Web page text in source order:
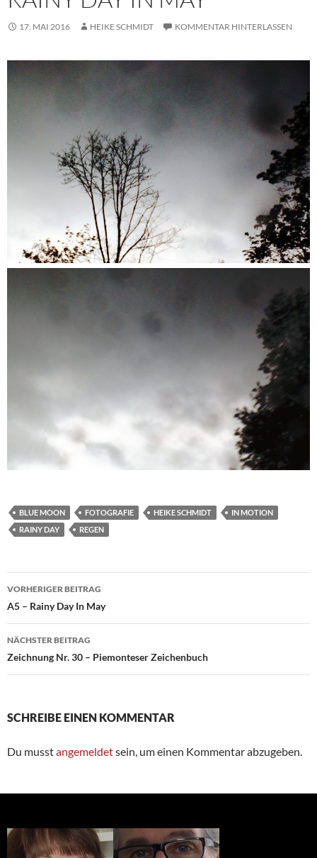
17. MAI 2016 HEIKE SCHMIDT KOMMENTAR HINTERLASSEN
BLUE MOON FOTOGRAFIE HEIKE SCHMIDT
IN MOTION
RAINY DAY
REGEN
Beitragsnavigation
VORHERIGER BEITRAG
A5 – Rainy Day In May
NÄCHSTER BEITRAG
Zeichnung Nr. 30 – Piemonteser Zeichenbuch
SCHREIBE EINEN KOMMENTAR
Du musstangemeldetsein, um einen Kommentar abzugeben.